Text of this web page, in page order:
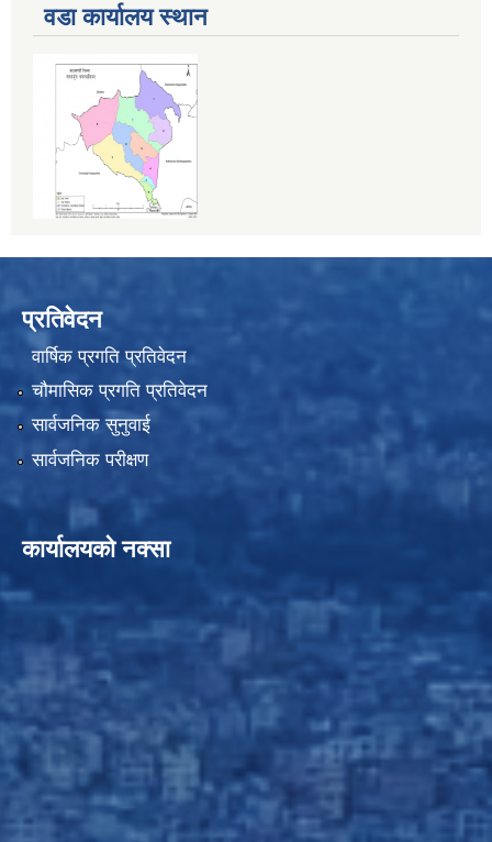
वडा कार्यालय स्थान
प्रतिवेदन
वार्षिक प्रगति प्रतिवेदन
चौमासिक प्रगति प्रतिवेदन
सार्वजनिक सुनुवाई
सार्वजनिक परीक्षण
कार्यालयको नक्सा